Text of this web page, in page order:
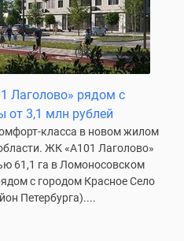
Лаголово» рядом с
от 3,1 млн рублей
класса в новом жилом
ЖК «А101 Лаголово»
61,1 га в Ломоносовском
с городом Красное Село
Петербурга)....